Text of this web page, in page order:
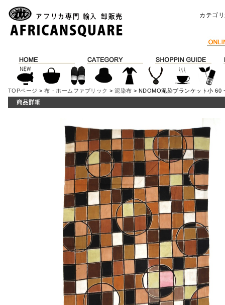
カテゴ
TOPページ >布・ホームファブリック >泥染布 > NDOMO泥染ブランケット小 60